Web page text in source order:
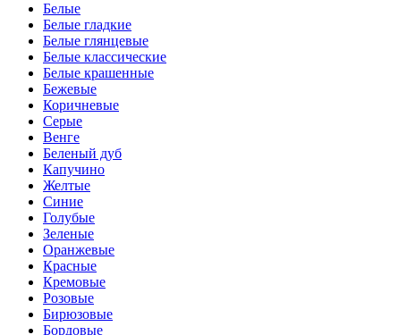
Белые
Белые гладкие
Белые глянцевые
Белые классические
Белые крашенные
Бежевые
Коричневые
Серые
Венге
Беленый дуб
Капучино
Желтые
Синие
Голубые
Зеленые
Оранжевые
Красные
Кремовые
Розовые
Бирюзовые
Бордовые